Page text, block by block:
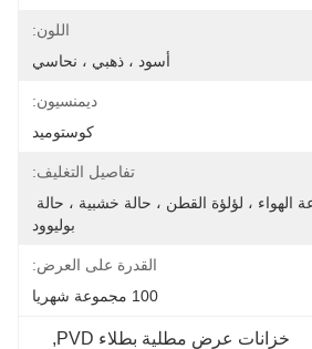
اللون:
أسود ، ذهبي ، نحاسي
ديمنسيون:
كوستوميد
تفاصيل التغليف:
فيلم PVC ، ورقة فقاعة الهواء ، لؤلؤة القطن ، حالة خشبية ، حالة
بوليوود
القدرة على العرض:
100 مجموعة شهريا
خزانات عرض مطلية بطلاء PVD
,